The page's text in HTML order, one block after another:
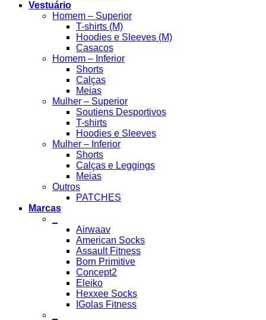
Vestuário
Homem – Superior
T-shirts (M)
Hoodies e Sleeves (M)
Casacos
Homem – Inferior
Shorts
Calças
Meias
Mulher – Superior
Soutiens Desportivos
T-shirts
Hoodies e Sleeves
Mulher – Inferior
Shorts
Calças e Leggings
Meias
Outros
PATCHES
Marcas
Airwaav
American Socks
Assault Fitness
Born Primitive
Concept2
Eleiko
Hexxee Socks
IGolas Fitness